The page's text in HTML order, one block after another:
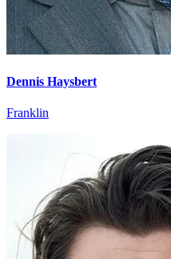
Dennis Haysbert
Franklin